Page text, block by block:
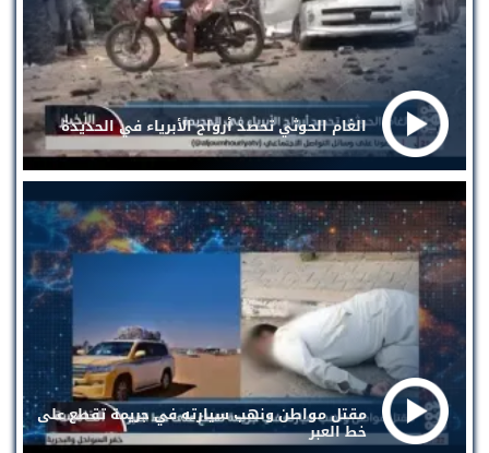
الغام الحوثي تحصد أرواح الأبرياء في الحديدة
مقتل مواطن ونهب سيارته في جريمة تقطع على
خط العبر